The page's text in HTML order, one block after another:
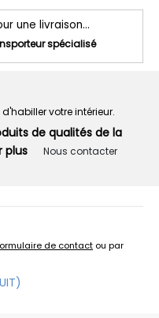
une livraison...
spécialisé
votre intérieur.
de qualités de la
plus
Nous contacter
de contact ou par